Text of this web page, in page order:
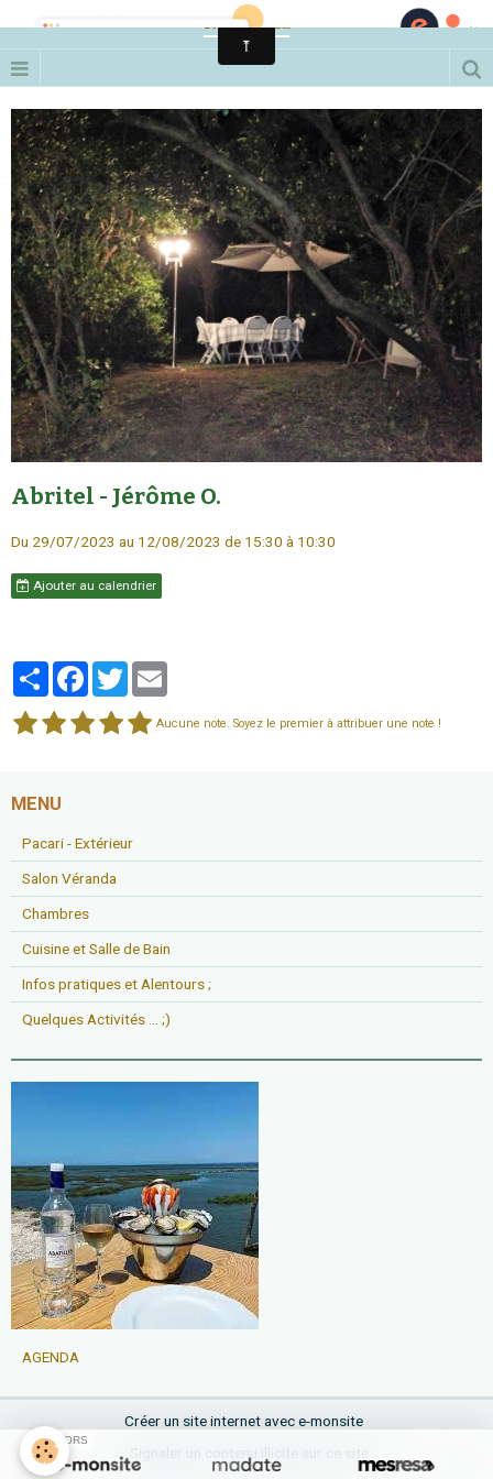
Notre Pyla
Abritel - Jérôme O.
Du 29/07/2023 au 12/08/2023 de 15:30 à 10:30
Ajouter au calendrier
PartagerFacebook
Twitter
Aucune note. Soyez le premier à attribuer une note !
MENU
Pacari - Extérieur
Salon Véranda
Chambres
Cuisine et Salle de Bain
Infos pratiques et Alentours ;
Quelques Activités ... ;)
AGENDA
Créer un site internet avec e-monsite
Signaler un contenu illicite sur ce site
SPONSORS